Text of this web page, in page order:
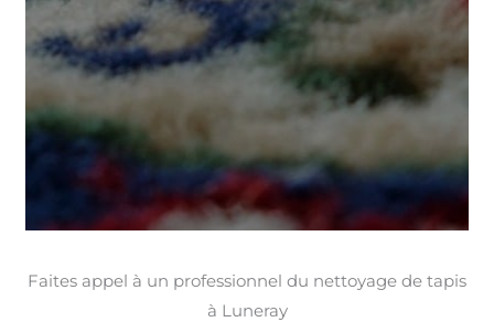
Faites appel à un professionnel du nettoyage de tapis
à Luneray